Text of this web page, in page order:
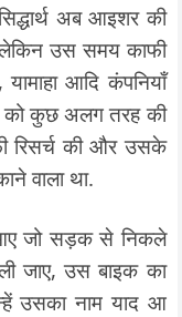
अब आइशर की
उस समय काफी
आदि कंपनियाँ
को कुछ अलग तरह की
रिसर्च की और उसके
वाला था.
आए जो सड़क से निकले
जाए, उस बाइक का
उसका नाम याद आ